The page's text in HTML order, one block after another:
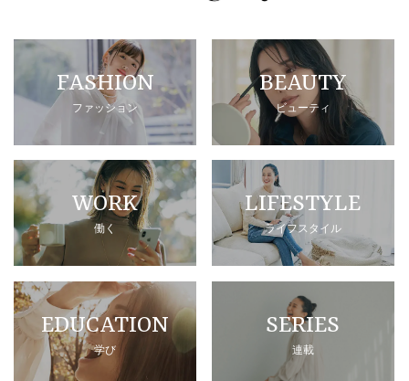
FASHION
ファッション
BEAUTY
ビューティ
WORK
働く
LIFESTYLE
ライフスタイル
EDUCATION
学び
SERIES
連載